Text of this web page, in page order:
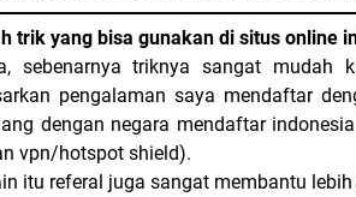
trik yang bisa gunakan di situs online
sebenarnya triknya sangat mudah
pengalaman saya mendaftar
dengan negara mendaftar
vpn/hotspot shield).
itu referal juga sangat membantu